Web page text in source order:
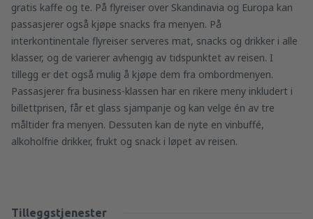
gratis kaffe og te. På flyreiser over Skandinavia og Europa kan
passasjerer også kjøpe snacks fra menyen. På
interkontinentale flyreiser serveres mat, snacks og drikker i alle
klasser, og de varierer avhengig av tidspunktet av reisen. I
tillegg er det også mulig å kjøpe dem fra ombordmenyen.
Passasjerer fra business-klassen har en rikere meny inkludert i
billettprisen, får et glass sjampanje og kan velge én av tre
måltider fra menyen. Dessuten kan de nyte en vinbuffé,
alkoholfrie drikker, frukt og snack i løpet av reisen.
Tilleggstjenester